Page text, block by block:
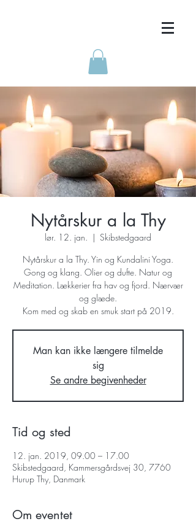
Nytårskur a la Thy
lør. 12. jan.
  |
Skibstedgaard
Nytårskur a la Thy. Yin og Kundalini Yoga.
Gong og klang. Olier og dufte. Natur og
Meditation. Lækkerier fra hav og fjord. Nærvær
og glæde.
Kom med og skab en smuk start på 2019.
Man kan ikke længere tilmelde
sig
Se andre begivenheder
Tid og sted
12. jan. 2019, 09.00 – 17.00
Skibstedgaard, Kammersgårdsvej 30, 7760
Hurup Thy, Danmark
Om eventet